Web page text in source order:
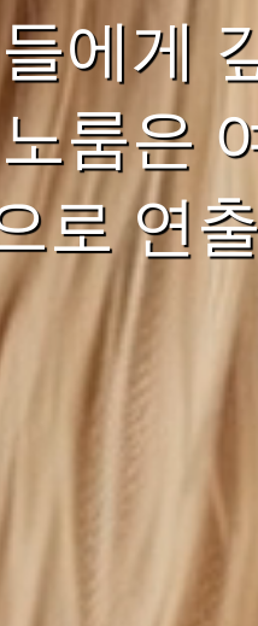
에게
룸은
로 연